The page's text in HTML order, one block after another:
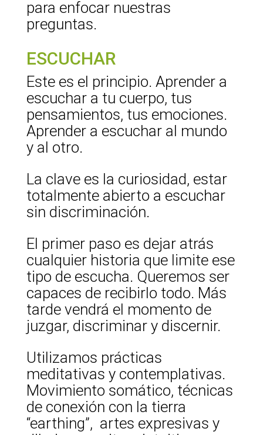
para enfocar nuestras
preguntas.
ESCUCHAR
Este es el principio. Aprender a
escuchar a tu cuerpo, tus
pensamientos, tus emociones.
Aprender a escuchar al mundo
y al otro.
La clave es la curiosidad, estar
totalmente abierto a escuchar
sin discriminación.
El primer paso es dejar atrás
cualquier historia que limite ese
tipo de escucha. Queremos ser
capaces de recibirlo todo. Más
tarde vendrá el momento de
juzgar, discriminar y discernir.
Utilizamos prácticas
meditativas y contemplativas.
Movimiento somático, técnicas
de conexión con la tierra
“earthing”, artes expresivas y